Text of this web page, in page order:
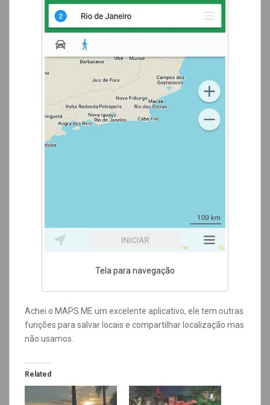
Tela para navegação
Achei o MAPS.ME um excelente aplicativo, ele tem outras
funções para salvar locais e compartilhar localização mas
não usamos.
Related